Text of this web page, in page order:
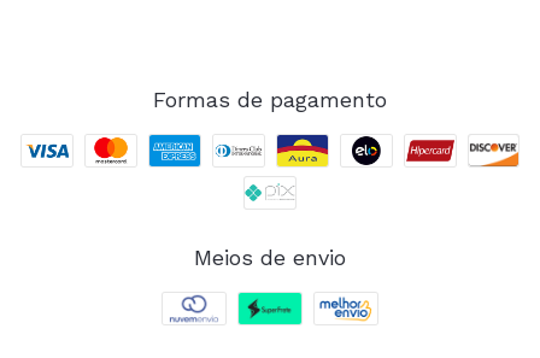
Formas de pagamento
Meios de envio